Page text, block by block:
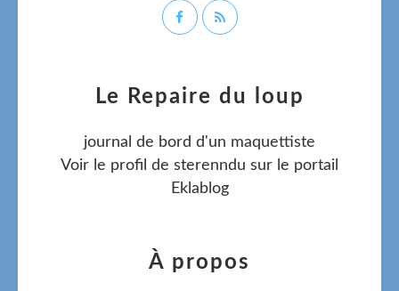
Le Repaire du loup
journal de bord d'un maquettiste
Voir le profil de sterenndu sur le portail
Eklablog
À propos